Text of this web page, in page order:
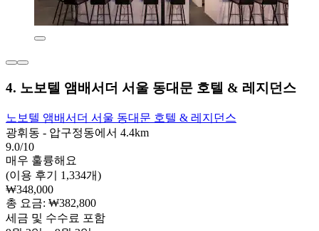
4. 노보텔 앰배서더 서울 동대문 호텔 & 레지던스
노보텔 앰배서더 서울 동대문 호텔 & 레지던스
광휘동 - 압구정동에서 4.4km
9.0/10
매우 훌륭해요
(이용 후기 1,334개)
₩348,000
총 요금: ₩382,800
세금 및 수수료 포함